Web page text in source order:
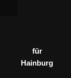
für
Hainburg